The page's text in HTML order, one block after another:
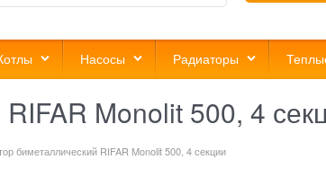
Насосы Радиаторы
Monolit 500, 4
биметаллический RIFAR Monolit 500, 4 секции